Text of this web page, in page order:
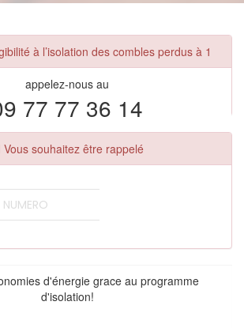
à l’isolation des combles perdus à 1
appelez-nous au
77 77 36 14
Vous souhaitez être rappelé
d'énergie grace au programme
d'isolation!